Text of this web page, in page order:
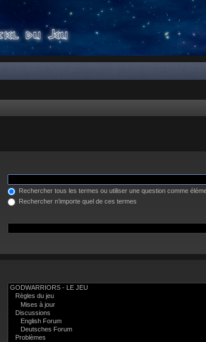
Rechercher tous les termes ou utiliser une question comme
Rechercher n’importe quel de ces termes